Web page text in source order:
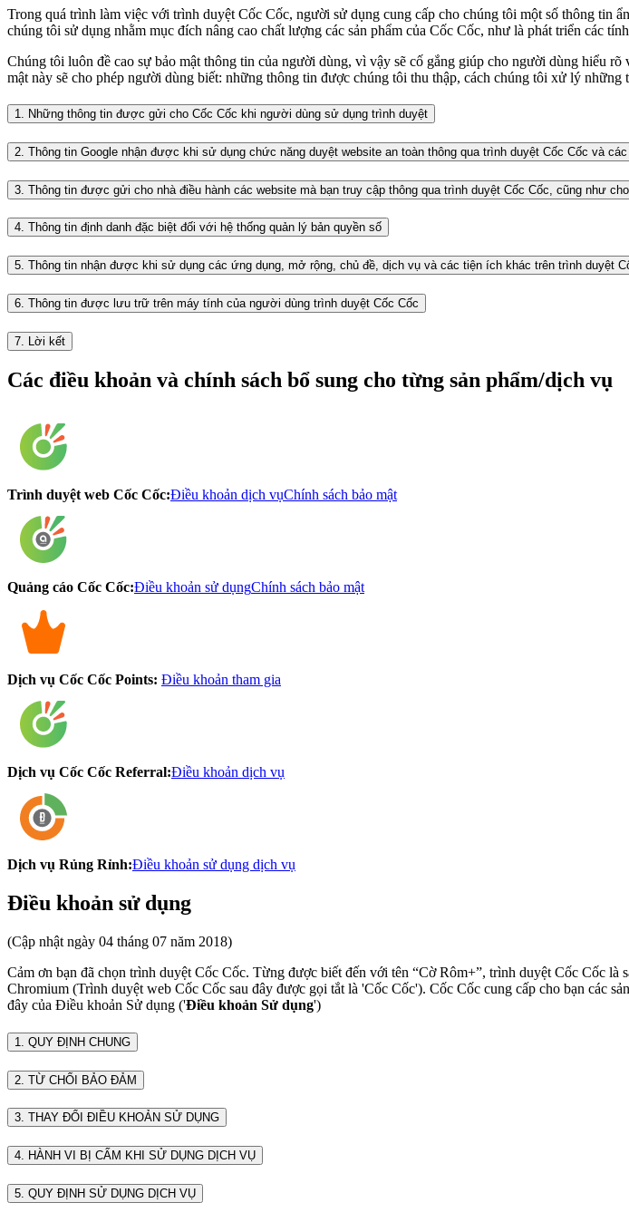
Trong quá trình làm việc với trình duyệt Cốc Cốc, người sử dụng cung cấp cho chúng tôi một số thông tin
chúng tôi sử dụng nhằm mục đích nâng cao chất lượng các sản phẩm của Cốc Cốc, như là phát triển các
Chúng tôi luôn đề cao sự bảo mật thông tin của người dùng, vì vậy sẽ cố gắng giúp cho người dùng hiểu
mật này sẽ cho phép người dùng biết: những thông tin được chúng tôi thu thập, cách chúng tôi xử lý
1. Những thông tin được gửi cho Cốc Cốc khi người dùng sử dụng trình duyệt
2. Thông tin Google nhận được khi sử dụng chức năng duyệt website an toàn thông qua trình duyệt Cốc Cốc và các
3. Thông tin được gửi cho nhà điều hành các website mà bạn truy cập thông qua trình duyệt Cốc Cốc, cũng như
4. Thông tin định danh đặc biệt đối với hệ thống quản lý bản quyền số
5. Thông tin nhận được khi sử dụng các ứng dụng, mở rộng, chủ đề, dịch vụ và các tiện ích khác trên trình duyệt
6. Thông tin được lưu trữ trên máy tính của người dùng trình duyệt Cốc Cốc
7. Lời kết
Các điều khoản và chính sách bổ sung cho từng sản phẩm/dịch vụ
Trình duyệt web Cốc Cốc:Điều khoản dịch vụChính sách bảo mật
Quảng cáo Cốc Cốc:Điều khoản sử dụngChính sách bảo mật
Dịch vụ Cốc Cốc Points: Điều khoản tham gia
Dịch vụ Cốc Cốc Referral:Điều khoản dịch vụ
Dịch vụ Rủng Rỉnh:Điều khoản sử dụng dịch vụ
Điều khoản sử dụng
(Cập nhật ngày 04 tháng 07 năm 2018)
Cảm ơn bạn đã chọn trình duyệt Cốc Cốc. Từng được biết đến với tên “Cờ Rôm+”, trình duyệt Cốc Cốc
Chromium (Trình duyệt web Cốc Cốc sau đây được gọi tắt là 'Cốc Cốc'). Cốc Cốc cung cấp cho bạn các
đây của Điều khoản Sử dụng ('Điều khoản Sử dụng')
1. QUY ĐỊNH CHUNG
2. TỪ CHỐI BẢO ĐẢM
3. THAY ĐỔI ĐIỀU KHOẢN SỬ DỤNG
4. HÀNH VI BỊ CẤM KHI SỬ DỤNG DỊCH VỤ
5. QUY ĐỊNH SỬ DỤNG DỊCH VỤ